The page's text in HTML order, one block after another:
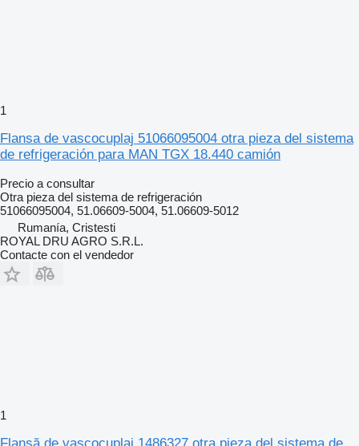
1
Flansa de vascocuplaj 51066095004 otra pieza del sistema
de refrigeración para MAN TGX 18.440 camión
Precio a consultar
Otra pieza del sistema de refrigeración
51066095004, 51.06609-5004, 51.06609-5012
Rumanía, Cristesti
ROYAL DRU AGRO S.R.L.
Contacte con el vendedor
1